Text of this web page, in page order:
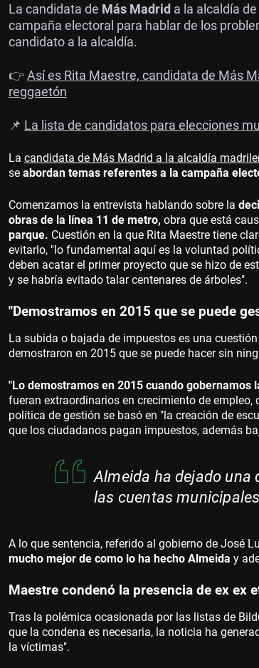
La candidata de Más Madrid a la alcaldía de
campaña electoral para hablar de los
candidato a la alcaldía.
👉Así es Rita Maestre, candidata de Más
reggaetón
📌 La lista de candidatos para elecciones
La candidata de Más Madrid a la alcaldía
se abordan temas referentes a la campaña
Comenzamos la entrevista hablando sobre la
obras de la línea 11 de metro, obra que está
parque. Cuestión en la que Rita Maestre tiene
evitarlo, "lo fundamental aquí es la voluntad
deben acatar el primer proyecto que se hizo de
y se habría evitado talar centenares de árboles".
"Demostramos en 2015 que se puede
La subida o bajada de impuestos es una
demostraron en 2015 que se puede hacer sin
"Lo demostramos en 2015 cuando gobernamos
fueran extraordinarios en crecimiento de
política de gestión se basó en "la creación de
que los ciudadanos pagan impuestos, además
Almeida ha dejado una
las cuentas
A lo que sentencia, referido al gobierno de José
mucho mejor de como lo ha hecho Almeida y
Maestre condenó la presencia de ex ex
Tras la polémica ocasionada por las listas de
que la condena es necesaria, la noticia ha
la víctimas".